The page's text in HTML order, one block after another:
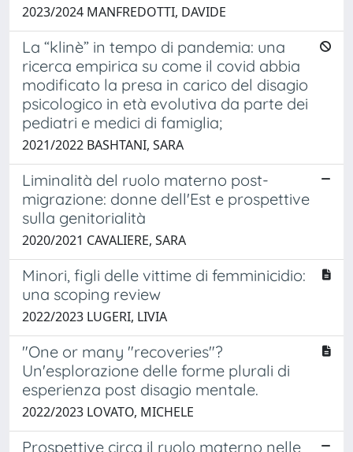
2023/2024 MANFREDOTTI, DAVIDE
La “klinè” in tempo di pandemia: una
ricerca empirica su come il covid abbia
modificato la presa in carico del disagio
psicologico in età evolutiva da parte dei
pediatri e medici di famiglia;
2021/2022 BASHTANI, SARA
Liminalità del ruolo materno post-
migrazione: donne dell'Est e prospettive
sulla genitorialità
2020/2021 CAVALIERE, SARA
Minori, figli delle vittime di femminicidio:
una scoping review
2022/2023 LUGERI, LIVIA
"One or many "recoveries"?
Un'esplorazione delle forme plurali di
esperienza post disagio mentale.
2022/2023 LOVATO, MICHELE
Prospettive circa il ruolo materno nelle